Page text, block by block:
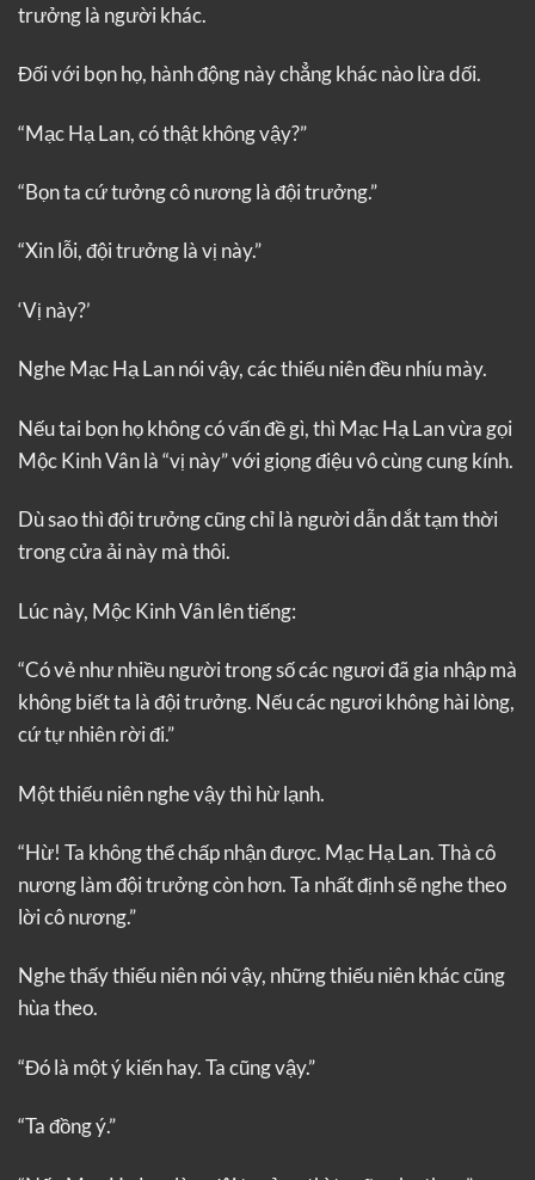
trưởng là người khác.
Đối với bọn họ, hành động này chẳng khác nào lừa dối.
“Mạc Hạ Lan, có thật không vậy?”
“Bọn ta cứ tưởng cô nương là đội trưởng.”
“Xin lỗi, đội trưởng là vị này.”
‘Vị này?’
Nghe Mạc Hạ Lan nói vậy, các thiếu niên đều nhíu mày.
Nếu tai bọn họ không có vấn đề gì, thì Mạc Hạ Lan vừa gọi
Mộc Kinh Vân là “vị này” với giọng điệu vô cùng cung kính.
Dù sao thì đội trưởng cũng chỉ là người dẫn dắt tạm thời
trong cửa ải này mà thôi.
Lúc này, Mộc Kinh Vân lên tiếng:
“Có vẻ như nhiều người trong số các ngươi đã gia nhập mà
không biết ta là đội trưởng. Nếu các ngươi không hài lòng,
cứ tự nhiên rời đi.”
Một thiếu niên nghe vậy thì hừ lạnh.
“Hừ! Ta không thể chấp nhận được. Mạc Hạ Lan. Thà cô
nương làm đội trưởng còn hơn. Ta nhất định sẽ nghe theo
lời cô nương.”
Nghe thấy thiếu niên nói vậy, những thiếu niên khác cũng
hùa theo.
“Đó là một ý kiến hay. Ta cũng vậy.”
“Ta đồng ý.”